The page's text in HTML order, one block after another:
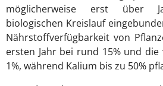
möglicherweise erst über
biologischen Kreislauf
Nährstoffverfügbarkeit von
ersten Jahr bei rund 15% und
1%, während Kalium bis zu 50%